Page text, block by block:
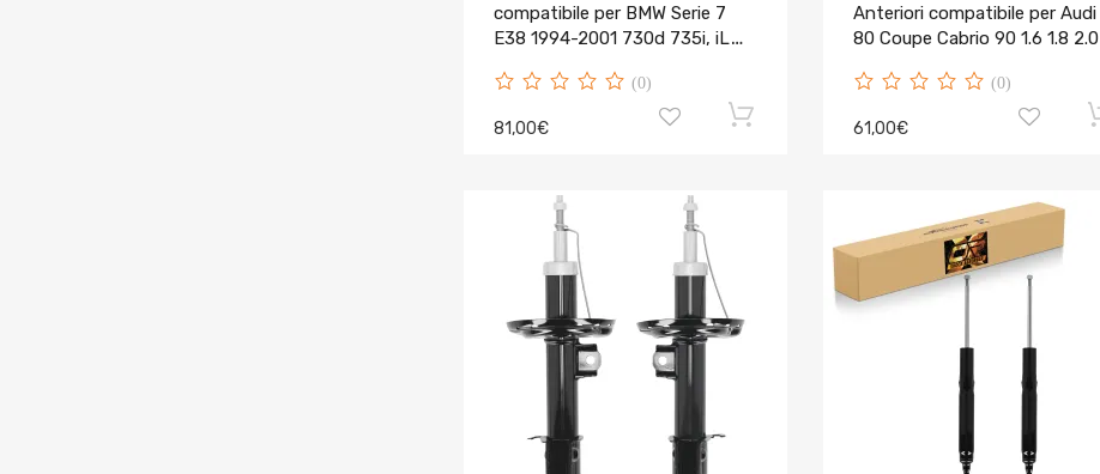
compatibile per BMW Serie 7
E38 1994-2001 730d 735i, iL
(0)
81,00€
Anteriori compatibile per Audi
80 Coupe Cabrio 90 1.6 1.8 2.0
(0)
61,00€